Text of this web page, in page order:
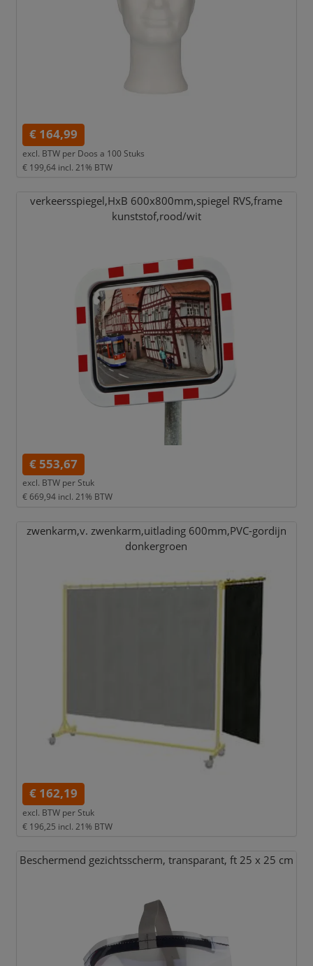
€ 164,99
excl. BTW per Doos a 100 Stuks
€ 199,64 incl. 21% BTW
verkeersspiegel,HxB 600x800mm,spiegel RVS,frame
kunststof,rood/wit
€ 553,67
excl. BTW per Stuk
€ 669,94 incl. 21% BTW
zwenkarm,v. zwenkarm,uitlading 600mm,PVC-gordijn
donkergroen
€ 162,19
excl. BTW per Stuk
€ 196,25 incl. 21% BTW
Beschermend gezichtsscherm, transparant, ft 25 x 25 cm